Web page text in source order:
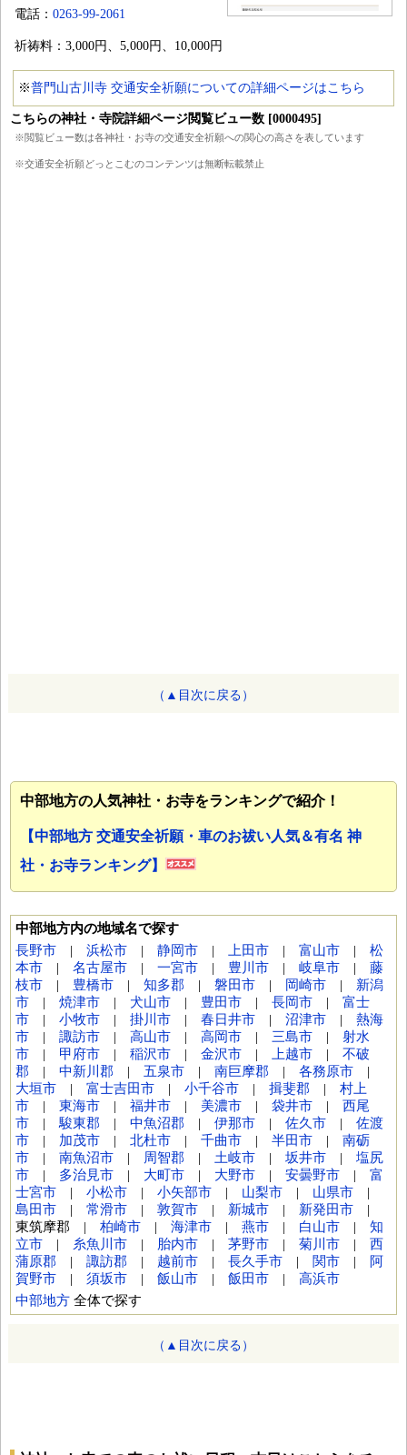
電話： 0263-99-2061
祈祷料：3,000円、5,000円、10,000円
※普門山古川寺 交通安全祈願についての詳細ページはこちら
こちらの神社・寺院詳細ページ閲覧ビュー数 [0000495]
※閲覧ビュー数は各神社・お寺の交通安全祈願への関心の高さを表しています
※交通安全祈願どっとこむのコンテンツは無断転載禁止
（▲目次に戻る）
中部地方の人気神社・お寺をランキングで紹介！
【中部地方 交通安全祈願・車のお祓い人気＆有名 神
社・お寺ランキング】
中部地方内の地域名で探す
長野市 | 浜松市 | 静岡市 | 上田市 | 富山市 | 松
本市 | 名古屋市 | 一宮市 | 豊川市 | 岐阜市 | 藤
枝市 | 豊橋市 | 知多郡 | 磐田市 | 岡崎市 | 新潟
市 | 焼津市 | 犬山市 | 豊田市 | 長岡市 | 富士
市 | 小牧市 | 掛川市 | 春日井市 | 沼津市 | 熱海
市 | 諏訪市 | 高山市 | 高岡市 | 三島市 | 射水
市 | 甲府市 | 稲沢市 | 金沢市 | 上越市 | 不破
郡 | 中新川郡 | 五泉市 | 南巨摩郡 | 各務原市 |
大垣市 | 富士吉田市 | 小千谷市 | 揖斐郡 | 村上
市 | 東海市 | 福井市 | 美濃市 | 袋井市 | 西尾
市 | 駿東郡 | 中魚沼郡 | 伊那市 | 佐久市 | 佐渡
市 | 加茂市 | 北杜市 | 千曲市 | 半田市 | 南砺
市 | 南魚沼市 | 周智郡 | 土岐市 | 坂井市 | 塩尻
市 | 多治見市 | 大町市 | 大野市 | 安曇野市 | 富
士宮市 | 小松市 | 小矢部市 | 山梨市 | 山県市 |
島田市 | 常滑市 | 敦賀市 | 新城市 | 新発田市 |
東筑摩郡 | 柏崎市 | 海津市 | 燕市 | 白山市 | 知
立市 | 糸魚川市 | 胎内市 | 茅野市 | 菊川市 | 西
蒲原郡 | 諏訪郡 | 越前市 | 長久手市 | 関市 |
阿
賀野市 | 須坂市 | 飯山市 | 飯田市 | 高浜市
中部地方 全体で探す
（▲目次に戻る）